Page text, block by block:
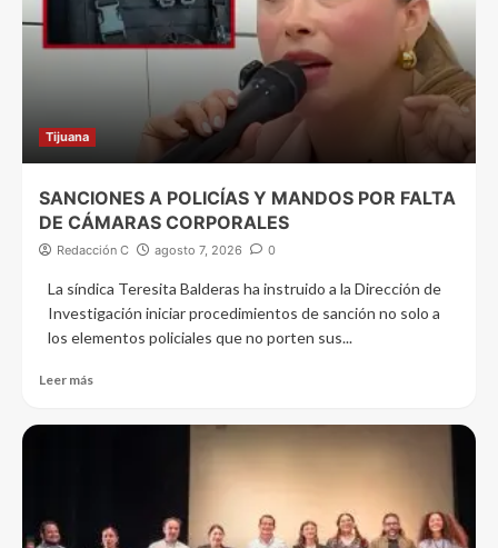
Tijuana
SANCIONES A POLICÍAS Y MANDOS POR FALTA
DE CÁMARAS CORPORALES
Redacción C agosto 7, 2026 0
La síndica Teresita Balderas ha instruido a la Dirección de
Investigación iniciar procedimientos de sanción no solo a
los elementos policiales que no porten sus...
Leer más